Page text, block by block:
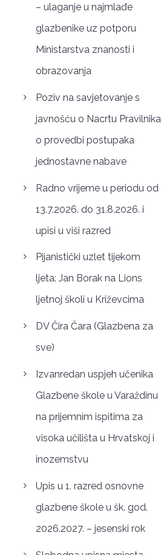
– ulaganje u najmlađe
glazbenike uz potporu
Ministarstva znanosti i
obrazovanja
Poziv na savjetovanje s
javnošću o Nacrtu Pravilnika
o provedbi postupaka
jednostavne nabave
Radno vrijeme u periodu od
13.7.2026. do 31.8.2026. i
upisi u viši razred
Pijanistički uzlet tijekom
ljeta: Jan Borak na Lions
ljetnoj školi u Križevcima
DV Čira Čara (Glazbena za
sve)
Izvanredan uspjeh učenika
Glazbene škole u Varaždinu
na prijemnim ispitima za
visoka učilišta u Hrvatskoj i
inozemstvu
Upis u 1. razred osnovne
glazbene škole u šk. god.
2026.2027. – jesenski rok